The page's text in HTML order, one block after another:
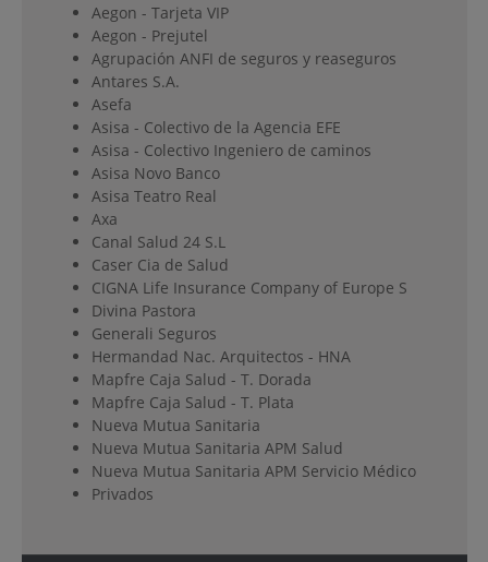
Aegon - Tarjeta VIP
Aegon - Prejutel
Agrupación ANFI de seguros y reaseguros
Antares S.A.
Asefa
Asisa - Colectivo de la Agencia EFE
Asisa - Colectivo Ingeniero de caminos
Asisa Novo Banco
Asisa Teatro Real
Axa
Canal Salud 24 S.L
Caser Cia de Salud
CIGNA Life Insurance Company of Europe S
Divina Pastora
Generali Seguros
Hermandad Nac. Arquitectos - HNA
Mapfre Caja Salud - T. Dorada
Mapfre Caja Salud - T. Plata
Nueva Mutua Sanitaria
Nueva Mutua Sanitaria APM Salud
Nueva Mutua Sanitaria APM Servicio Médico
Privados